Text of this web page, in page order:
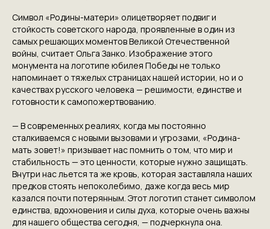
Символ «Родины-матери» олицетворяет подвиг и
стойкость советского народа, проявленные в один из
самых решающих моментов Великой Отечественной
войны, считает Ольга Занко. Изображение этого
монумента на логотипе юбилея Победы не только
напоминает о тяжелых страницах нашей истории, но и о
качествах русского человека — решимости, единстве и
готовности к самопожертвованию.
— В современных реалиях, когда мы постоянно
сталкиваемся с новыми вызовами и угрозами, «Родина-
мать зовет!» призывает нас помнить о том, что мир и
стабильность — это ценности, которые нужно защищать.
Внутри нас льется та же кровь, которая заставляла наших
предков стоять непоколебимо, даже когда весь мир
казался почти потерянным. Этот логотип станет символом
единства, вдохновения и силы духа, которые очень важны
для нашего общества сегодня, — подчеркнула она.